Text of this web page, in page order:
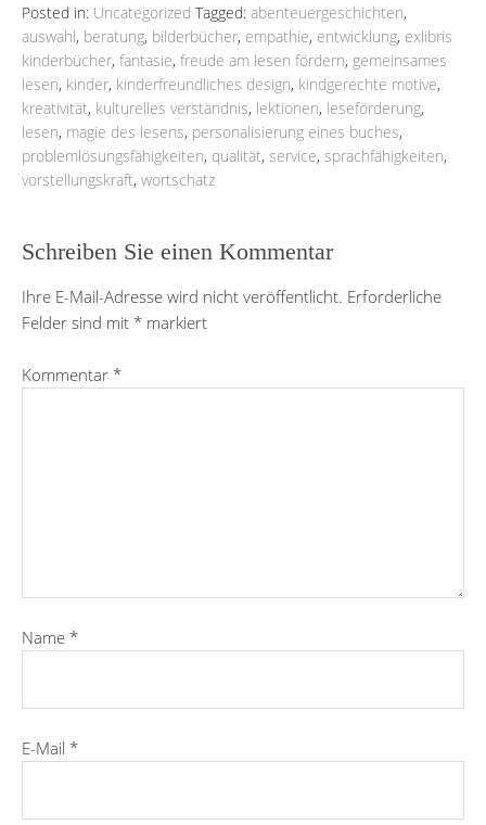
Posted in: Uncategorized Tagged: abenteuergeschichten,
auswahl, beratung, bilderbücher, empathie, entwicklung, exlibris
kinderbücher, fantasie, freude am lesen fördern, gemeinsames
lesen, kinder, kinderfreundliches design, kindgerechte motive,
kreativität, kulturelles verständnis, lektionen, leseförderung,
lesen, magie des lesens, personalisierung eines buches,
problemlösungsfähigkeiten, qualität, service, sprachfähigkeiten,
vorstellungskraft, wortschatz
Schreiben Sie einen Kommentar
Ihre E-Mail-Adresse wird nicht veröffentlicht. Erforderliche
Felder sind mit * markiert
Kommentar *
Name *
E-Mail *